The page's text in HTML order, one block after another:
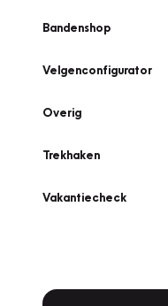
Bandenshop
Velgenconfigurator
Overig
Trekhaken
Vakantiecheck